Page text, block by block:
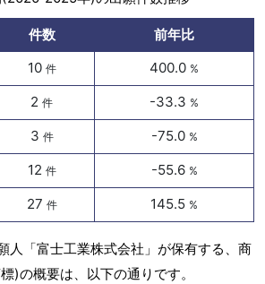
件数
前年比
10 件 400.0 %
2 件 -33.3 %
3 件 -75.0 %
12 件 -55.6 %
27 件 145.5 %
人「富士工業株式会社」が保有する、商
)の概要は、以下の通りです。